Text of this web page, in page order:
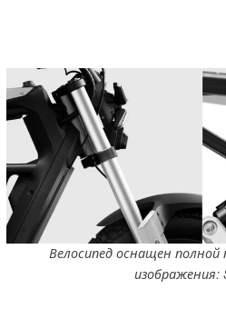
Велосипед оснащен полной
изображения: